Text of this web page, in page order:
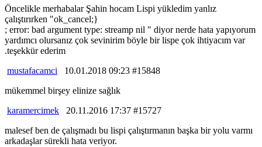
Öncelikle merhabalar Şahin hocam Lispi yükledim yanlız
çalıştırırken "ok_cancel;}
; error: bad argument type: streamp nil " diyor nerde hata yapıyorum
yardımcı olursanız çok sevinirim böyle bir lispe çok ihtiyacım var
.teşekkür ederim
mustafacamci 10.01.2018 09:23 #15848
mükemmel birşey elinize sağlık
karamercimek 20.11.2016 17:37 #15727
malesef ben de çalışmadı bu lispi çalıştırmanın başka bir yolu varmı
arkadaşlar sürekli hata veriyor.